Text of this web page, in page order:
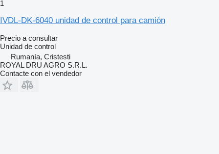
1
IVDL-DK-6040 unidad de control para camión
Precio a consultar
Unidad de control
Rumanía, Cristesti
ROYAL DRU AGRO S.R.L.
Contacte con el vendedor